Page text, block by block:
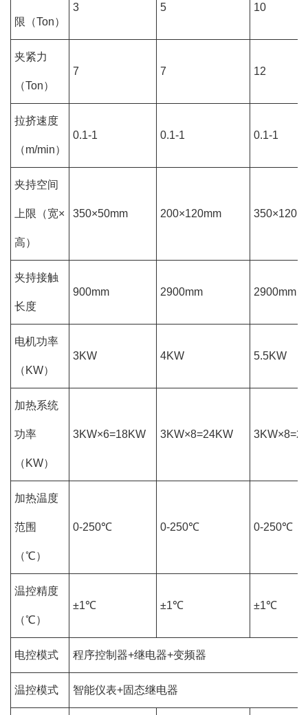
限（Ton）
3 5 10
夹紧力
（Ton）
7 7 12
拉挤速度
（m/min）
0.1-1 0.1-1 0.1-1
夹持空间
上限（宽×
高）
350×50mm 200×120mm
夹持接触
长度
900mm 2900mm 2900mm
电机功率
（KW）
3KW 4KW 5.5KW
加热系统
功率
（KW）
3KW×6=18KW 3KW×8=24KW
加热温度
范围
（℃）
0-250℃ 0-250℃ 0-250℃
温控精度
（℃）
±1℃ ±1℃ ±1℃
电控模式 程序控制器+继电器+变频器
温控模式 智能仪表+固态继电器